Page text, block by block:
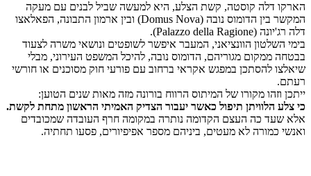
הארקו דלה קוסטה, קשת הצלע, היא למעשה שביל לבנים עם מעקה
המקשר בין הדומוס נובה (Domus Nova) ובין ארמון התבונה, הפאלאצו
דלה רג'יונה (Palazzo della Ragione).
בימי השלטון הוונציאני, המעבר איפשר לשופטים ונושאי משרה לצעוד
בבטחה ממקום מגוריהם, הדומוס נובה, להיכל המשפט העירוני, מבלי
שיאלצו להסתכן במפגש אקראי ברחוב עם פורעי חוק מסוכנים או חורשי
רעתם.
ייתכן וזהו מקורו של המיתוס הרווח בורונה מזה מאות שנים הטוען:
כי צלע הלוויתן תיפול כאשר יעבור הצדיק האמיתי הראשון מתחת לקשת.
אלא שעד כה העצם הקדומה נותרה במקומה חרף העובדה שמכובדים
ואנשי כמורה לא מעטים, ביניהם מספר אפיפיורים, פסעו תחתיה.